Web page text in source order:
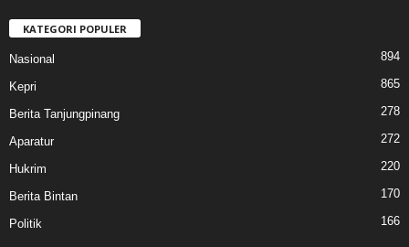
KATEGORI POPULER
Nasional 894
Kepri 865
Berita Tanjungpinang 278
Aparatur 272
Hukrim 220
Berita Bintan 170
Politik 166